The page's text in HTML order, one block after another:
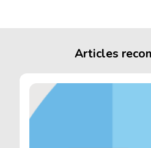
Articles